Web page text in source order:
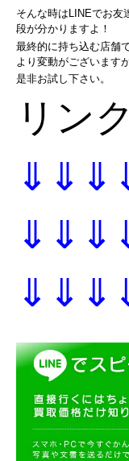
そんな時はLINEでお友
段が分かりますよ！
最終的に持ち込む店舗
より変動がございますが
是非お試し下さい。
リン
⇓ ⇓ ⇓
⇓ ⇓ ⇓
⇓ ⇓ ⇓